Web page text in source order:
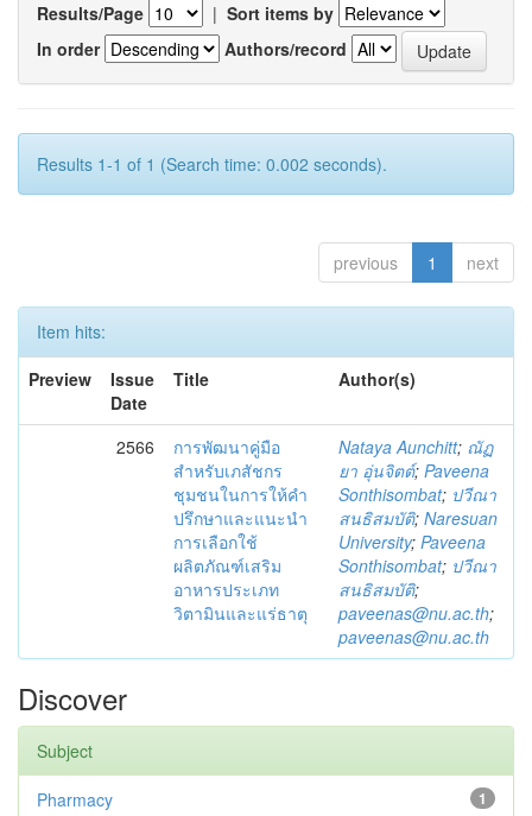
Results/Page | Sort items by
In order
Authors/record
Results 1-1 of 1 (Search time: 0.002 seconds).
previous 1 next
Item hits:
Preview
Issue
Date
Title Author(s)
2566
การพัฒนาคู่มือ
สำหรับเภสัชกร
ชุมชนในการให้คำ
ปรึกษาและแนะนำ
การเลือกใช้
ผลิตภัณฑ์เสริม
อาหารประเภท
วิตามินและแร่ธาตุ
Nataya Aunchitt; ณัฏ
ยา อุ่นจิตต์; Paveena
Sonthisombat; ปวีณา
สนธิสมบัติ; Naresuan
University; Paveena
Sonthisombat; ปวีณา
สนธิสมบัติ;
paveenas@nu.ac.th;
paveenas@nu.ac.th
Discover
Subject
1
Pharmacy